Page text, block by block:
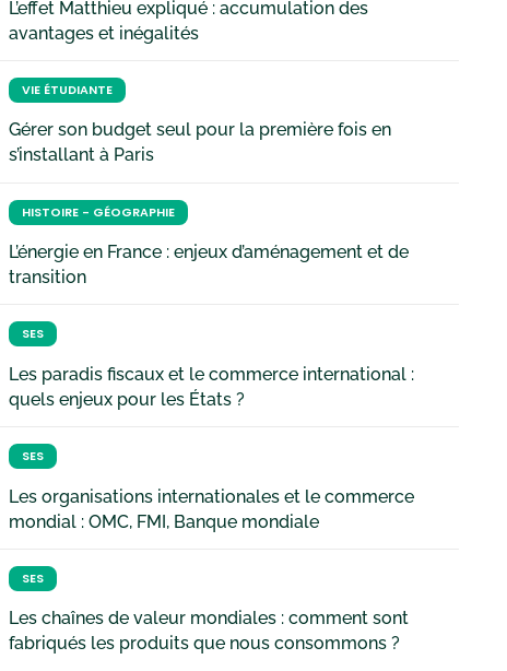
L’effet Matthieu expliqué : accumulation des
avantages et inégalités
VIE ÉTUDIANTE
Gérer son budget seul pour la première fois en
s’installant à Paris
HISTOIRE - GÉOGRAPHIE
L’énergie en France : enjeux d’aménagement et de
transition
SES
Les paradis fiscaux et le commerce international :
quels enjeux pour les États ?
SES
Les organisations internationales et le commerce
mondial : OMC, FMI, Banque mondiale
SES
Les chaînes de valeur mondiales : comment sont
fabriqués les produits que nous consommons ?